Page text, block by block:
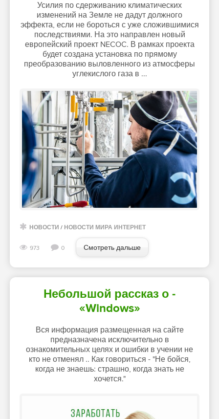
Усилия по сдерживанию климатических
изменений на Земле не дадут должного
эффекта, если не бороться с уже сложившимися
последствиями. На это направлен новый
европейский проект NECOC. В рамках проекта
будет создана установка по прямому
преобразованию выловленного из атмосферы
углекислого газа в ...
НОВОСТИ / НОВОСТИ МИРА ИНТЕРНЕТ
973 0 Смотреть дальше
Небольшой рассказ о -
«Windows»
Вся информация размещенная на сайте
предназначена исключительно в
ознакомительных целях и ошибки в учении не
кто не отменял .. Как говориться - "Не бойся,
когда не знаешь: страшно, когда знать не
хочется."